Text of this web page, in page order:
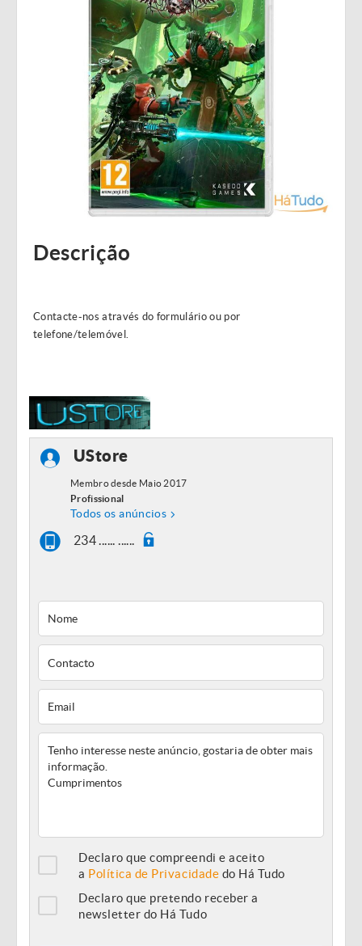
Descrição
Contacte-nos através do formulário ou por
telefone/telemóvel.
UStore
Membro desde Maio 2017
Profissional
Todos os anúncios
234 ...... ......
Declaro que compreendi e aceito
a Política de Privacidade do Há Tudo
Declaro que pretendo receber a
newsletter do Há Tudo